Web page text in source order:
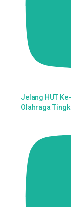
Jelang HUT
Olahraga